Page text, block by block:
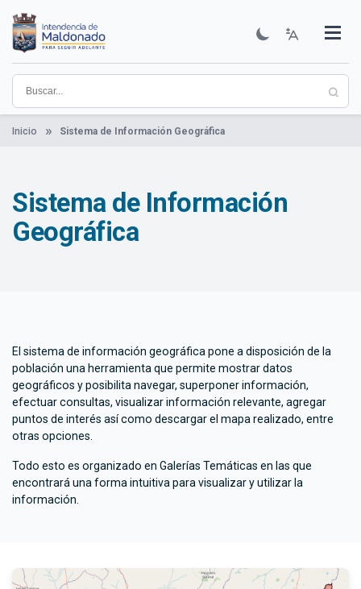
contenido
principal
Institucional
Municipios
Descubre Maldonado
Comunicación
Servicios
Guía De Trámites
Ver Noticias
Inicio Sistema de Información Geográfica
Sistema de Información
Geográfica
El sistema de información geográfica pone a disposición de la
población una herramienta que permite mostrar datos
geográficos y posibilita navegar, superponer información,
efectuar consultas, visualizar información relevante, agregar
puntos de interés así como descargar el mapa realizado, entre
otras opciones.
Todo esto es organizado en Galerías Temáticas en las que
encontrará una forma intuitiva para visualizar y utilizar la
información.